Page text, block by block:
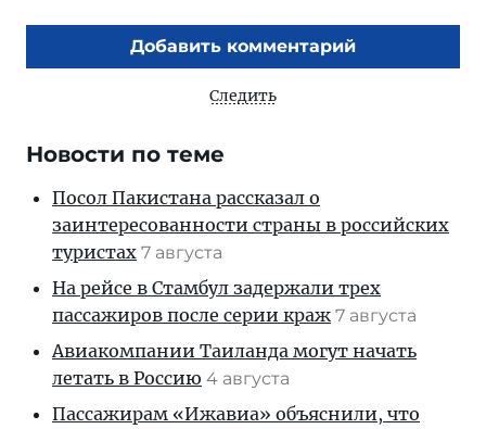
Добавить комментарий
Следить
Новости по теме
Посол Пакистана рассказал о
заинтересованности страны в российских
туристах 7 августа
На рейсе в Стамбул задержали трех
пассажиров после серии краж 7 августа
Авиакомпании Таиланда могут начать
летать в Россию 4 августа
Пассажирам «Ижавиа» объяснили, что